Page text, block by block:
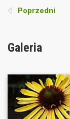
Poprzedni
Galeria